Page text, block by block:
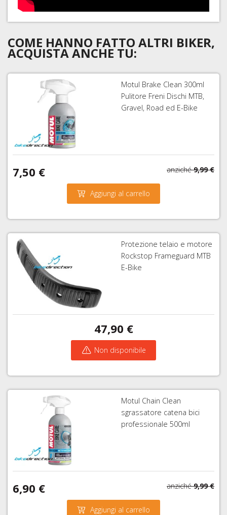
COME HANNO FATTO ALTRI BIKER,
ACQUISTA ANCHE TU:
Motul Brake Clean 300ml
Pulitore Freni Dischi MTB,
Gravel, Road ed E-Bike
7,50 € anziché 9,99 €
Aggiungi al carrello
Protezione telaio e motore
Rockstop Frameguard MTB
E-Bike
47,90 €
Non disponibile
Motul Chain Clean
sgrassatore catena bici
professionale 500ml
6,90 € anziché 9,99 €
Aggiungi al carrello